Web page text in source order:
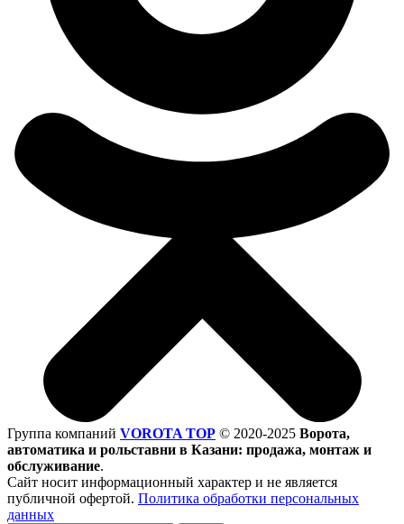
Группа компаний VOROTA TOP © 2020-2025 Ворота,
автоматика и рольставни в Казани: продажа, монтаж и
обслуживание.
Сайт носит информационный характер и не является
публичной офертой. Политика обработки персональных
данных